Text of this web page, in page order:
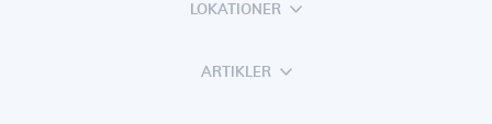
LOKATIONER
ARTIKLER